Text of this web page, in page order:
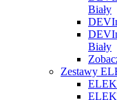
Biały
Biały
Zestawy